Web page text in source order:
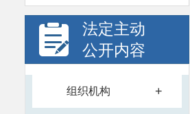
法定主动
公开内容
组织机构 +